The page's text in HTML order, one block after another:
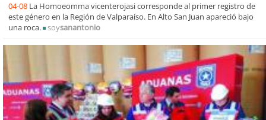
04-08 La Homoeomma vicenterojasi corresponde al primer registro de
este género en la Región de Valparaíso. En Alto San Juan apareció bajo
una roca.
soysanantonio